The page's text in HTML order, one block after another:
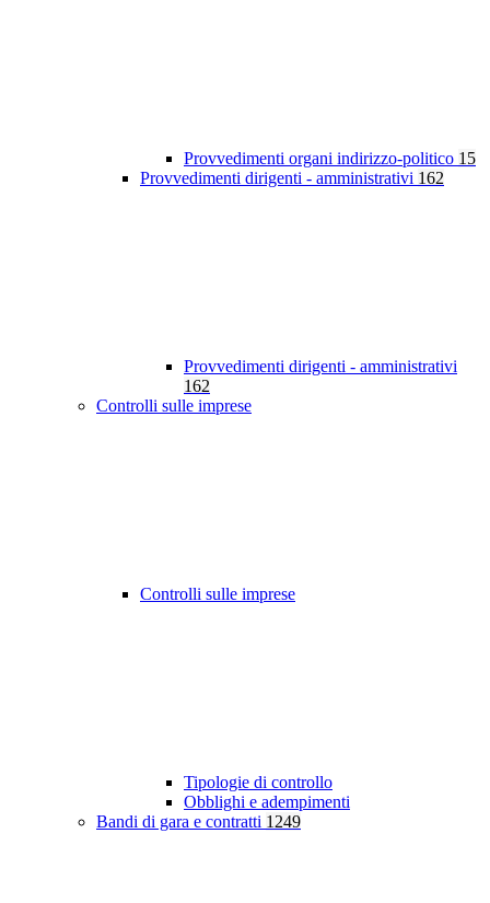
Provvedimenti organi indirizzo-politico 15
Provvedimenti dirigenti - amministrativi 162
Provvedimenti dirigenti - amministrativi
162
Controlli sulle imprese
Controlli sulle imprese
Tipologie di controllo
Obblighi e adempimenti
Bandi di gara e contratti 1249